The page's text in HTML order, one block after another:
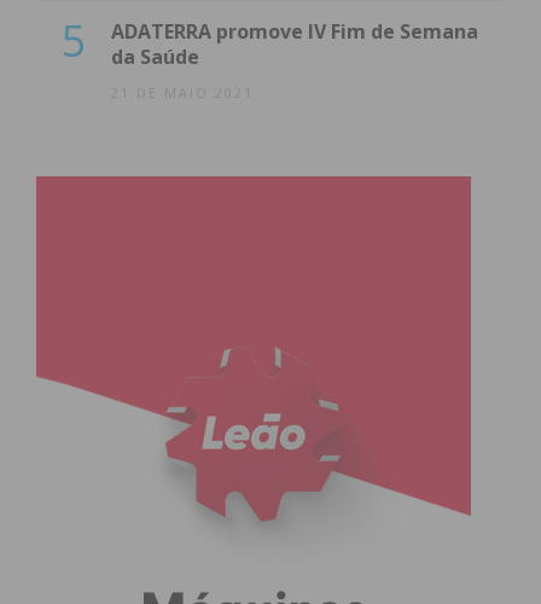
5
ADATERRA promove IV Fim de Semana
da Saúde
21 DE MAIO 2021